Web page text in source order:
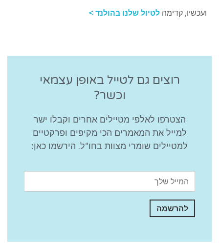
ועכשיו, קדימה לטיול שלנו בהולנד >
רוצים גם לטייל באופן עצמאי
וכשר?
הצטרפו לאלפי מטיילים אחרים וקבלו ישר
למייל את המאמרים הכי מקיפים ופרקטיים
למטיילים שומרי מצוות בחו"ל. הירשמו כאן: